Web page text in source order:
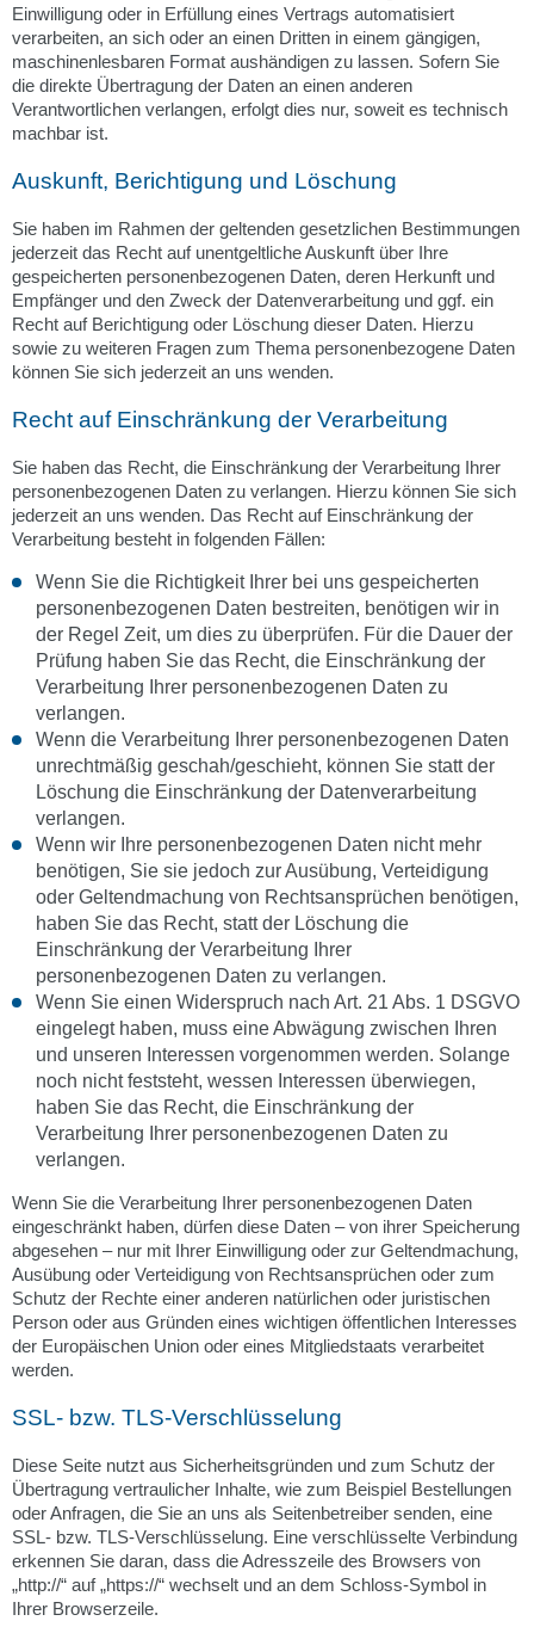
Einwilligung oder in Erfüllung eines Vertrags automatisiert
verarbeiten, an sich oder an einen Dritten in einem gängigen,
maschinenlesbaren Format aushändigen zu lassen. Sofern Sie
die direkte Übertragung der Daten an einen anderen
Verantwortlichen verlangen, erfolgt dies nur, soweit es technisch
machbar ist.
Auskunft, Berichtigung und Löschung
Sie haben im Rahmen der geltenden gesetzlichen Bestimmungen
jederzeit das Recht auf unentgeltliche Auskunft über Ihre
gespeicherten personenbezogenen Daten, deren Herkunft und
Empfänger und den Zweck der Datenverarbeitung und ggf. ein
Recht auf Berichtigung oder Löschung dieser Daten. Hierzu
sowie zu weiteren Fragen zum Thema personenbezogene Daten
können Sie sich jederzeit an uns wenden.
Recht auf Einschränkung der Verarbeitung
Sie haben das Recht, die Einschränkung der Verarbeitung Ihrer
personenbezogenen Daten zu verlangen. Hierzu können Sie sich
jederzeit an uns wenden. Das Recht auf Einschränkung der
Verarbeitung besteht in folgenden Fällen:
Wenn Sie die Richtigkeit Ihrer bei uns gespeicherten
personenbezogenen Daten bestreiten, benötigen wir in
der Regel Zeit, um dies zu überprüfen. Für die Dauer der
Prüfung haben Sie das Recht, die Einschränkung der
Verarbeitung Ihrer personenbezogenen Daten zu
verlangen.
Wenn die Verarbeitung Ihrer personenbezogenen Daten
unrechtmäßig geschah/geschieht, können Sie statt der
Löschung die Einschränkung der Datenverarbeitung
verlangen.
Wenn wir Ihre personenbezogenen Daten nicht mehr
benötigen, Sie sie jedoch zur Ausübung, Verteidigung
oder Geltendmachung von Rechtsansprüchen benötigen,
haben Sie das Recht, statt der Löschung die
Einschränkung der Verarbeitung Ihrer
personenbezogenen Daten zu verlangen.
Wenn Sie einen Widerspruch nach Art. 21 Abs. 1 DSGVO
eingelegt haben, muss eine Abwägung zwischen Ihren
und unseren Interessen vorgenommen werden. Solange
noch nicht feststeht, wessen Interessen überwiegen,
haben Sie das Recht, die Einschränkung der
Verarbeitung Ihrer personenbezogenen Daten zu
verlangen.
Wenn Sie die Verarbeitung Ihrer personenbezogenen Daten
eingeschränkt haben, dürfen diese Daten – von ihrer Speicherung
abgesehen – nur mit Ihrer Einwilligung oder zur Geltendmachung,
Ausübung oder Verteidigung von Rechtsansprüchen oder zum
Schutz der Rechte einer anderen natürlichen oder juristischen
Person oder aus Gründen eines wichtigen öffentlichen Interesses
der Europäischen Union oder eines Mitgliedstaats verarbeitet
werden.
SSL- bzw. TLS-Verschlüsselung
Diese Seite nutzt aus Sicherheitsgründen und zum Schutz der
Übertragung vertraulicher Inhalte, wie zum Beispiel Bestellungen
oder Anfragen, die Sie an uns als Seitenbetreiber senden, eine
SSL- bzw. TLS-Verschlüsselung. Eine verschlüsselte Verbindung
erkennen Sie daran, dass die Adresszeile des Browsers von
„http://“ auf „https://“ wechselt und an dem Schloss-Symbol in
Ihrer Browserzeile.